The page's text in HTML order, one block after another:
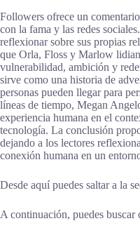
Followers ofrece un
con la fama y las redes
reflexionar sobre sus propias
que Orla, Floss y Marlow
vulnerabilidad, ambición y
sirve como una historia de
personas pueden llegar para
líneas de tiempo, Megan
experiencia humana en el
tecnología. La conclusión
dejando a los lectores
conexión humana en un
Desde aquí puedes saltar a la
A continuación, puedes buscar